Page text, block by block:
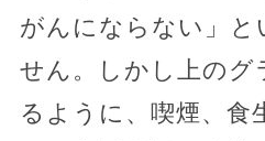
がんにならない」と
せん。しかし上のグ
るように、喫煙、食